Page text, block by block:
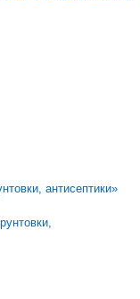
антисептики»